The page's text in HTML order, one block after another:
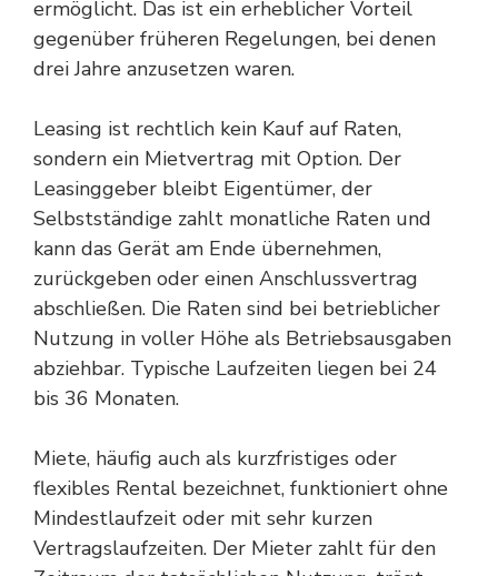
ermöglicht. Das ist ein erheblicher Vorteil
gegenüber früheren Regelungen, bei denen
drei Jahre anzusetzen waren.
Leasing ist rechtlich kein Kauf auf Raten,
sondern ein Mietvertrag mit Option. Der
Leasinggeber bleibt Eigentümer, der
Selbstständige zahlt monatliche Raten und
kann das Gerät am Ende übernehmen,
zurückgeben oder einen Anschlussvertrag
abschließen. Die Raten sind bei betrieblicher
Nutzung in voller Höhe als Betriebsausgaben
abziehbar. Typische Laufzeiten liegen bei 24
bis 36 Monaten.
Miete, häufig auch als kurzfristiges oder
flexibles Rental bezeichnet, funktioniert ohne
Mindestlaufzeit oder mit sehr kurzen
Vertragslaufzeiten. Der Mieter zahlt für den